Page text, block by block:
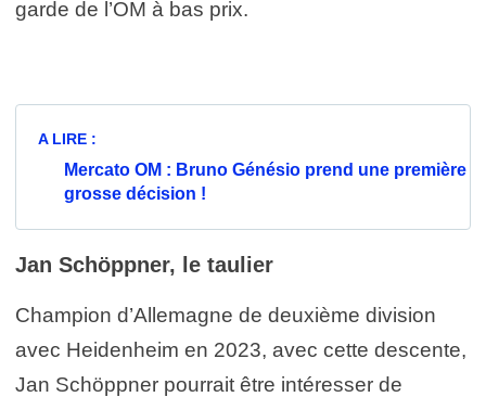
garde de l’OM à bas prix.
A LIRE :
Mercato OM : Bruno Génésio prend une première
grosse décision !
Jan Schöppner, le taulier
Champion d’Allemagne de deuxième division
avec Heidenheim en 2023, avec cette descente,
Jan Schöppner pourrait être intéresser de